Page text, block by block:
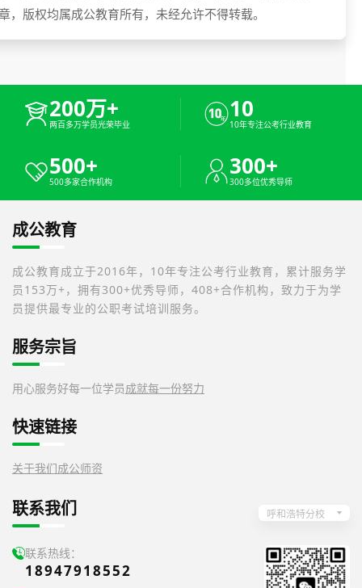
，版权均属成公教育所有，未经允许不得转载。
200万+
两百多万学员光荣毕业
10
10年专注公考行业教育
500+
500多家合作机构
300+
300多位优秀导师
成公教育
成公教育成立于2016年，10年专注公考行业教育，累计服务学
员153万+，拥有300+优秀导师，408+合作机构，致力于为学
员提供最专业的公职考试培训服务。
服务宗旨
用心服务好每一位学员成就每一份努力
快速链接
关于我们成公师资
联系我们 呼和浩特分校
联系热线：
18947918552